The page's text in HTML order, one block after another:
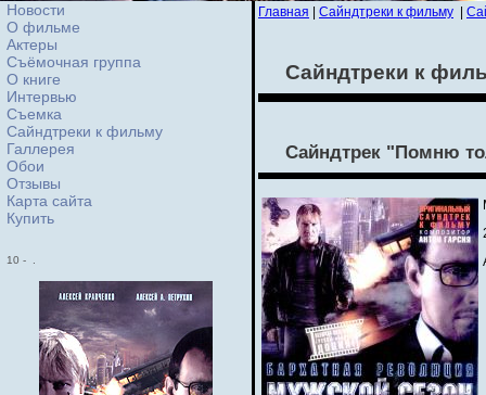
Новости
О фильме
Актеры
Съёмочная группа
О книге
Интервью
Cъемка
Сайндтреки к фильму
Галлерея
Обои
Отзывы
Карта сайта
Купить
10 -
Главная Сайндтреки к фильму
Сайндтреки к
Сайндтрек "Помню